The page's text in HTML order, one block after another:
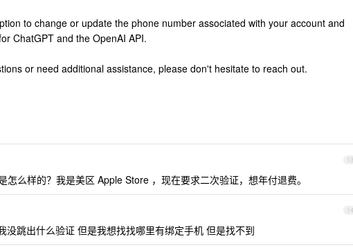
to change or update the phone number associated with your account and
ChatGPT and the OpenAI API.
or need additional assistance, please don't hesitate to reach out.
13
怎么样的？我是美区 Apple Store ，现在要求二次验证，想年付退费。
14
没跳出什么验证 但是我想找找哪里有绑定手机 但是找不到